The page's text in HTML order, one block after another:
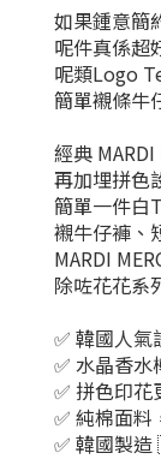
如果鍾意簡
呢件真係超
呢類Logo
簡單襯條牛
經典
再加埋拼色
簡單一件白
襯牛仔褲、
MARDI
除咗花花系
✅ 韓國人氣
✅ 水晶香
✅ 拼色印花
✅ 純棉面
✅ 韓國製